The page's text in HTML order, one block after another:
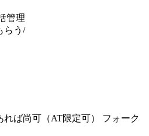
管理
らう /
尚可（AT限定可） フォーク